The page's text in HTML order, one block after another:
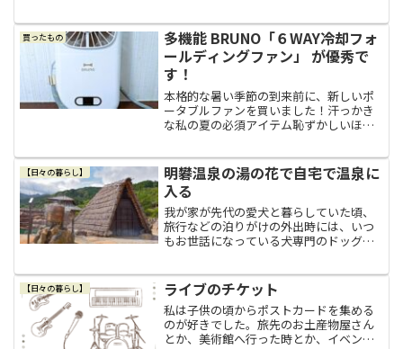
感じで話しかけてきました。夫は何かち
ょっと真面目な話がある時...
買ったもの
多機能 BRUNO「６WAY冷却フォ
ールディングファン」 が優秀で
す！
本格的な暑い季節の到来前に、新しいポ
ータブルファンを買いました！汗っかき
な私の夏の必須アイテム恥ずかしいほど
入り体感で分かるほど湿度がグッと上が
ってきたので、早くも電車...
【日々の暮らし】
明礬温泉の湯の花で自宅で温泉に
入る
我が家が先代の愛犬と暮らしていた頃、
旅行などの泊りがけの外出時には、いつ
もお世話になっている犬専門のドッグホ
てある小さなケージに閉じ込められるよ
うな感じではなくて、床の...
【日々の暮らし】 ライブのチケット
私は子供の頃からポストカードを集める
のが好きでした。旅先のお土産物屋さん
とか、美術館へ行った時とか、イベント